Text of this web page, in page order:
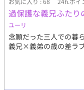
を立てようとしてもア
てどんどんフラグが折
され、その愛に気が付
る） なのに周囲はアキ
うとしてくる。 アキは
り、過保護に構われな
過保護な義兄ふたり
ユーリ
念願だった三人での暮
義兄×義弟の歳の差ラ